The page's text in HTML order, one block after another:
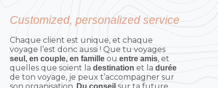
Customized, personalized service
Chaque client est unique, et chaque
voyage l’est donc aussi ! Que tu voyages
seul, en couple, en famille ou entre amis, et
quelles que soient la destination et la durée
de ton voyage, je peux t’accompagner sur
Du conseil